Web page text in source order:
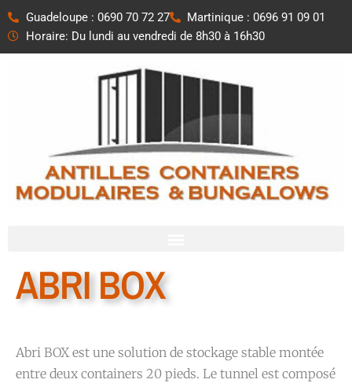
Aller
au
Guadeloupe : 0690 70 72 27
Martinique : 0696 91 09 01
Horaire: Du lundi au vendredi de 8h30 à 16h30
ABRI BOX
Abri BOX est une solution de stockage stable montée
entre deux containers 20 pieds. Le tunnel est composé